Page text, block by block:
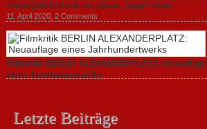
Freud (2020) Kritik zur Serie: „Siggi“ dreht
11. April 2020, 2 Comments
Filmkritik BERLIN ALEXANDERPLATZ: Neuauflage
eines Jahrhundertwerks
Letzte Beiträge